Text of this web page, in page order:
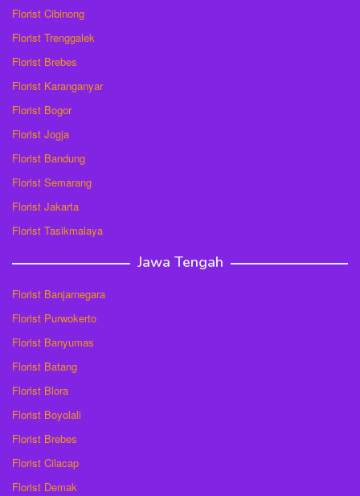
Florist Cibinong
Florist Trenggalek
Florist Brebes
Florist Karanganyar
Florist Bogor
Florist Jogja
Florist Bandung
Florist Semarang
Florist Jakarta
Florist Tasikmalaya
Jawa Tengah
Florist Banjarnegara
Florist Purwokerto
Florist Banyumas
Florist Batang
Florist Blora
Florist Boyolali
Florist Brebes
Florist Cilacap
Florist Demak